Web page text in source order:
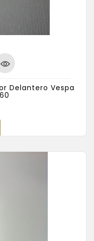
Delantero Vespa